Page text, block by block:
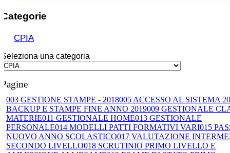
Categorie
CPIA
Seleziona una categoria
Pagine
003 GESTIONE STAMPE - 2018005 ACCESSO AL SISTEMA
BACKUP E STAMPE FINE ANNO 2019009 GESTIONALE
MATERIE011 GESTIONALE HOME013 GESTIONALE
PERSONALE014 MODELLI PATTI FORMATIVI VARI015
NUOVO ANNO SCOLASTICO017 VALUTAZIONE
SECONDO LIVELLO018 SCRUTINIO PRIMO LIVELLO E